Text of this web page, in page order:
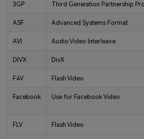
3GP Third Generation Partnership
ASF Advanced Systems Format
AVI Audio Video Interleave
DIVX DivX
F4V Flash Video
Facebook Use for Facebook Video
FLV Flash Video